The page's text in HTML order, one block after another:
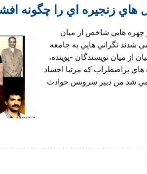
هاي زنجيره اي را چگونه
چهره هايي شاخص از ميان
شدند نگراني هايي به جامعه
از ميان نويسندگان -پوينده،
هاي پراضطراب كه مرتبا اجساد
مي شد من دبير سرويس حوادث